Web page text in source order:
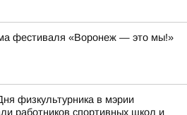
фестиваля «Воронеж — это мы!»
физкультурника в мэрии
работников спортивных школ и